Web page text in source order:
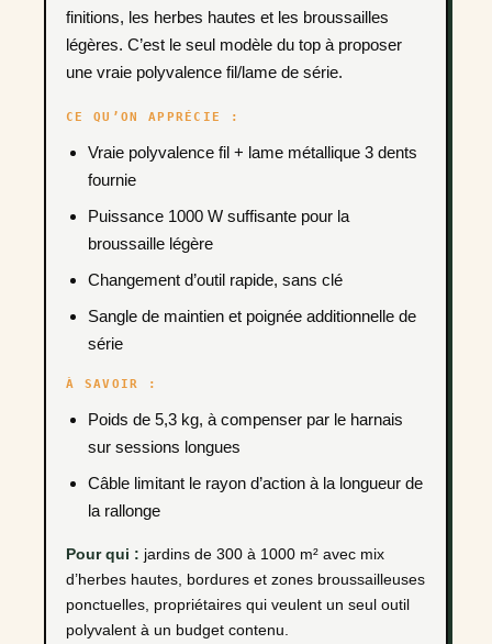
finitions, les herbes hautes et les broussailles
légères. C’est le seul modèle du top à proposer
une vraie polyvalence fil/lame de série.
CE QU’ON APPRÉCIE :
Vraie polyvalence fil + lame métallique 3 dents
fournie
Puissance 1000 W suffisante pour la
broussaille légère
Changement d’outil rapide, sans clé
Sangle de maintien et poignée additionnelle de
série
À SAVOIR :
Poids de 5,3 kg, à compenser par le harnais
sur sessions longues
Câble limitant le rayon d’action à la longueur de
la rallonge
Pour qui : jardins de 300 à 1000 m² avec mix
d’herbes hautes, bordures et zones broussailleuses
ponctuelles, propriétaires qui veulent un seul outil
polyvalent à un budget contenu.